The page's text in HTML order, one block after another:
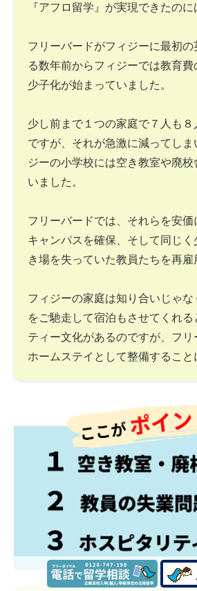
『アフロ留学』が実現できたのに
フリーバードがフィジーに最初
る数年前からフィジーでは教育
少子化が始まっていました。
少し前まで１つの家庭で７人も
ですが、それが急激に減ってし
ジーの小学校には空き教室や廃校
いました。
フリーバードでは、それらを安
キャンパスを確保、そして同じ
き場を失っていた教員たちを再雇
フィジーの家庭は知り合いじゃな
をご馳走して宿泊もさせてくれる
ティー文化があるのですが、フ
ホームステイとして整備すること